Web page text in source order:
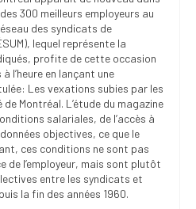
300 meilleurs employeurs au
des syndicats de
lequel représente la
profite de cette occasion
l’heure en lançant une
Les vexations subies par les
Montréal. L’étude du magazine
salariales, de l’accès à
objectives, ce que le
ces conditions ne sont pas
de l’employeur, mais sont plutôt
entre les syndicats et
la fin des années 1960.